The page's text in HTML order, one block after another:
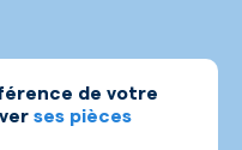
de votre
ses pièces